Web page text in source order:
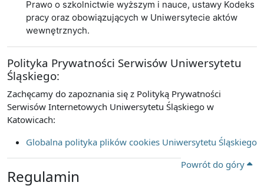
Prawo o szkolnictwie wyższym i nauce, ustawy Kodeks
pracy oraz obowiązujących w Uniwersytecie aktów
wewnętrznych.
Polityka Prywatności Serwisów Uniwersytetu
Śląskiego:
Zachęcamy do zapoznania się z Polityką Prywatności
Serwisów Internetowych Uniwersytetu Śląskiego w
Katowicach:
Globalna polityka plików cookies Uniwersytetu Śląskiego
Powrót do góry
Regulamin